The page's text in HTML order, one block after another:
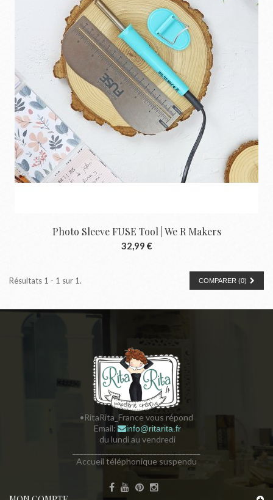
Photo Sleeve FUSE Tool | We R Makers
32,99 €
COMPARER (0)
Résultats 1 - 1 sur 1.
•RitaRita_France vous répond
Email:
info@ritarita.fr
du lundi au vendredi
Accueil téléphonique suspendu